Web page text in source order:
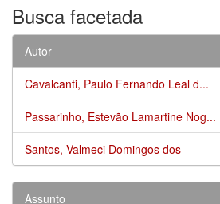
Busca facetada
Autor
Cavalcanti, Paulo Fernando Leal d...
Passarinho, Estevão Lamartine Nog...
Santos, Valmeci Domingos dos
Assunto